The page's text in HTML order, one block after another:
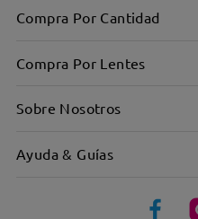
Compra Por Cantidad
Compra Por Lentes
Sobre Nosotros
Ayuda & Guías